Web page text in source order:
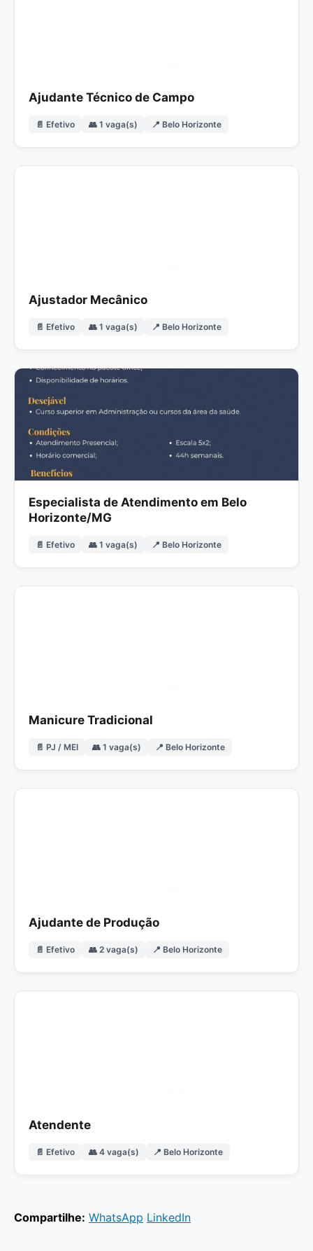
Ajudante Técnico de Campo
📄 Efetivo 👥 1 vaga(s) 📍 Belo Horizonte
Ajustador Mecânico
📄 Efetivo 👥 1 vaga(s) 📍 Belo Horizonte
Especialista de Atendimento em Belo
Horizonte/MG
📄 Efetivo 👥 1 vaga(s) 📍 Belo Horizonte
Manicure Tradicional
📄 PJ / MEI 👥 1 vaga(s) 📍 Belo Horizonte
Ajudante de Produção
📄 Efetivo 👥 2 vaga(s) 📍 Belo Horizonte
Atendente
📄 Efetivo 👥 4 vaga(s) 📍 Belo Horizonte
Compartilhe: WhatsApp LinkedIn